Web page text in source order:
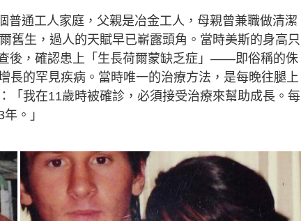
普通工人家庭，父親是冶金工人，母親曾兼職做清潔
舊生，過人的天賦早已嶄露頭角。當時美斯的身高只
後，確認患上「生長荷爾蒙缺乏症」——即俗稱的侏
長的罕見疾病。當時唯一的治療方法，是每晚往腿上
「我在11歲時被確診，必須接受治療來幫助成長。每
。」